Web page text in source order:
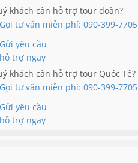
khách cần hỗ trợ tour đoàn?
Gọi tư vấn miễn phí: 090-399-7705
Gửi yêu cầu
hỗ trợ ngay
khách cần hỗ trợ tour Quốc Tế?
Gọi tư vấn miễn phí: 090-399-7705
Gửi yêu cầu
hỗ trợ ngay